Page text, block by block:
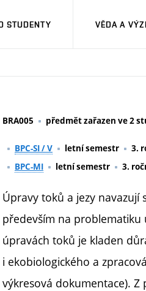
STUDENTY VĚDA A
BRA005 předmět zařazen ve 2
BPC-SI / V letní semestr
3.
BPC-MI
letní semestr 3.
Úpravy toků a jezy
především na problematiku
úpravách toků je kladen
i ekobiologického a
výkresová dokumentace).